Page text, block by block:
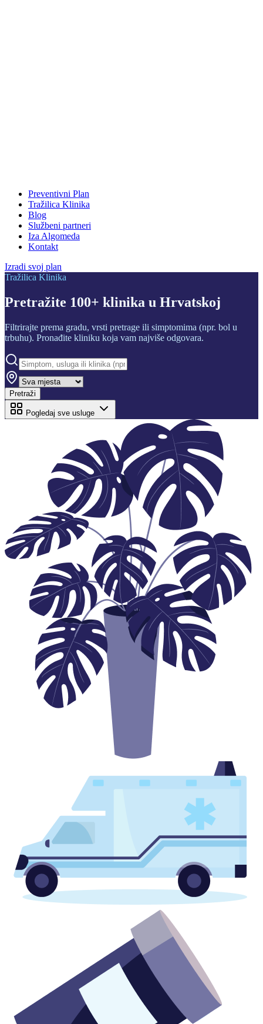
Preventivni Plan
Tražilica Klinika
Blog
Službeni partneri
Iza Algomeda
Kontakt
Izradi svoj plan
Tražilica Klinika
Pretražite 100+ klinika u Hrvatskoj
Filtrirajte prema gradu, vrsti pretrage ili simptomima (npr. bol u
trbuhu). Pronađite kliniku koja vam najviše odgovara.
Pretraži
Pogledaj sve usluge